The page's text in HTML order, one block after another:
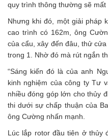
quy trình thông thường sẽ mất
Nhưng khi đó, một giải pháp
cao trình có 162m, ông
của cẩu, xây đến đâu, thử
trong 1. Nhờ đó mà rút ngắn
“Sáng kiến đó là của anh
kinh nghiệm của công ty Tư
nhiều đóng góp lớn cho thủy
thi dưới sự chấp thuận của
ông Cường nhấn mạnh.
Lúc lắp rotor đầu tiên ở thủy